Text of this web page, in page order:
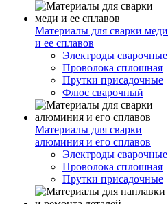
Материалы для сварки меди
и ее сплавов
Электроды сварочные
Проволока сплошная
Прутки присадочные
Флюс сварочный
Материалы для сварки
алюминия и его сплавов
Электроды сварочные
Проволока сплошная
Прутки присадочные